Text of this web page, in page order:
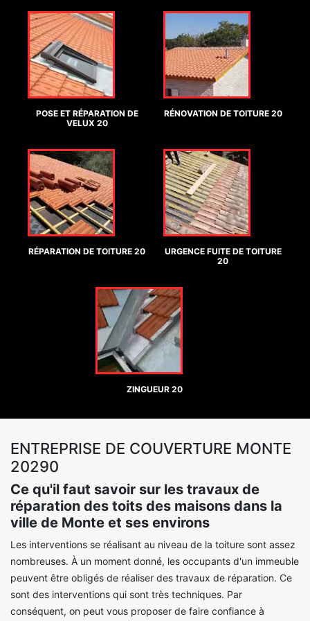
POSE ET RÉPARATION DE
VELUX 20
RÉNOVATION DE TOITURE 20
RÉPARATION DE TOITURE 20
URGENCE FUITE DE TOITURE
20
ZINGUEUR 20
ENTREPRISE DE COUVERTURE MONTE
20290
Ce qu'il faut savoir sur les travaux de
réparation des toits des maisons dans la
ville de Monte et ses environs
Les interventions se réalisant au niveau de la toiture sont assez
nombreuses. À un moment donné, les occupants d'un immeuble
peuvent être obligés de réaliser des travaux de réparation. Ce
sont des interventions qui sont très techniques. Par
conséquent, on peut vous proposer de faire confiance à